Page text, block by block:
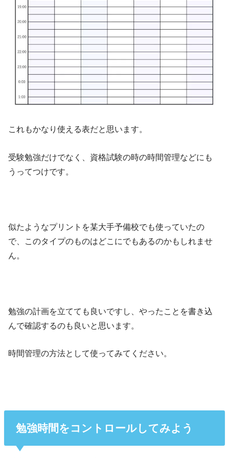
これもかなり使える表だと思います。
受験勉強だけでなく、資格試験の時の時間管理などにも
うってつけです。
似たようなプリントを某大手予備校でも使っていたの
で、このタイプのものはどこにでもあるのかもしれませ
ん。
勉強の計画を立てても良いですし、やったことを書き込
んで確認するのも良いと思います。
時間管理の方法として使ってみてください。
勉強時間をコントロールしてみよう